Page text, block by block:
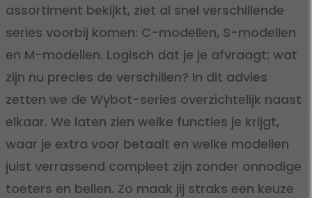
assortiment bekijkt, ziet al snel verschillende
series voorbij komen: C-modellen, S-modellen
en M-modellen. Logisch dat je je afvraagt: wat
zijn nu precies de verschillen? In dit advies
zetten we de Wybot-series overzichtelijk naast
elkaar. We laten zien welke functies je krijgt,
waar je extra voor betaalt en welke modellen
juist verrassend compleet zijn zonder onnodige
toeters en bellen. Zo maak jij straks een keuze